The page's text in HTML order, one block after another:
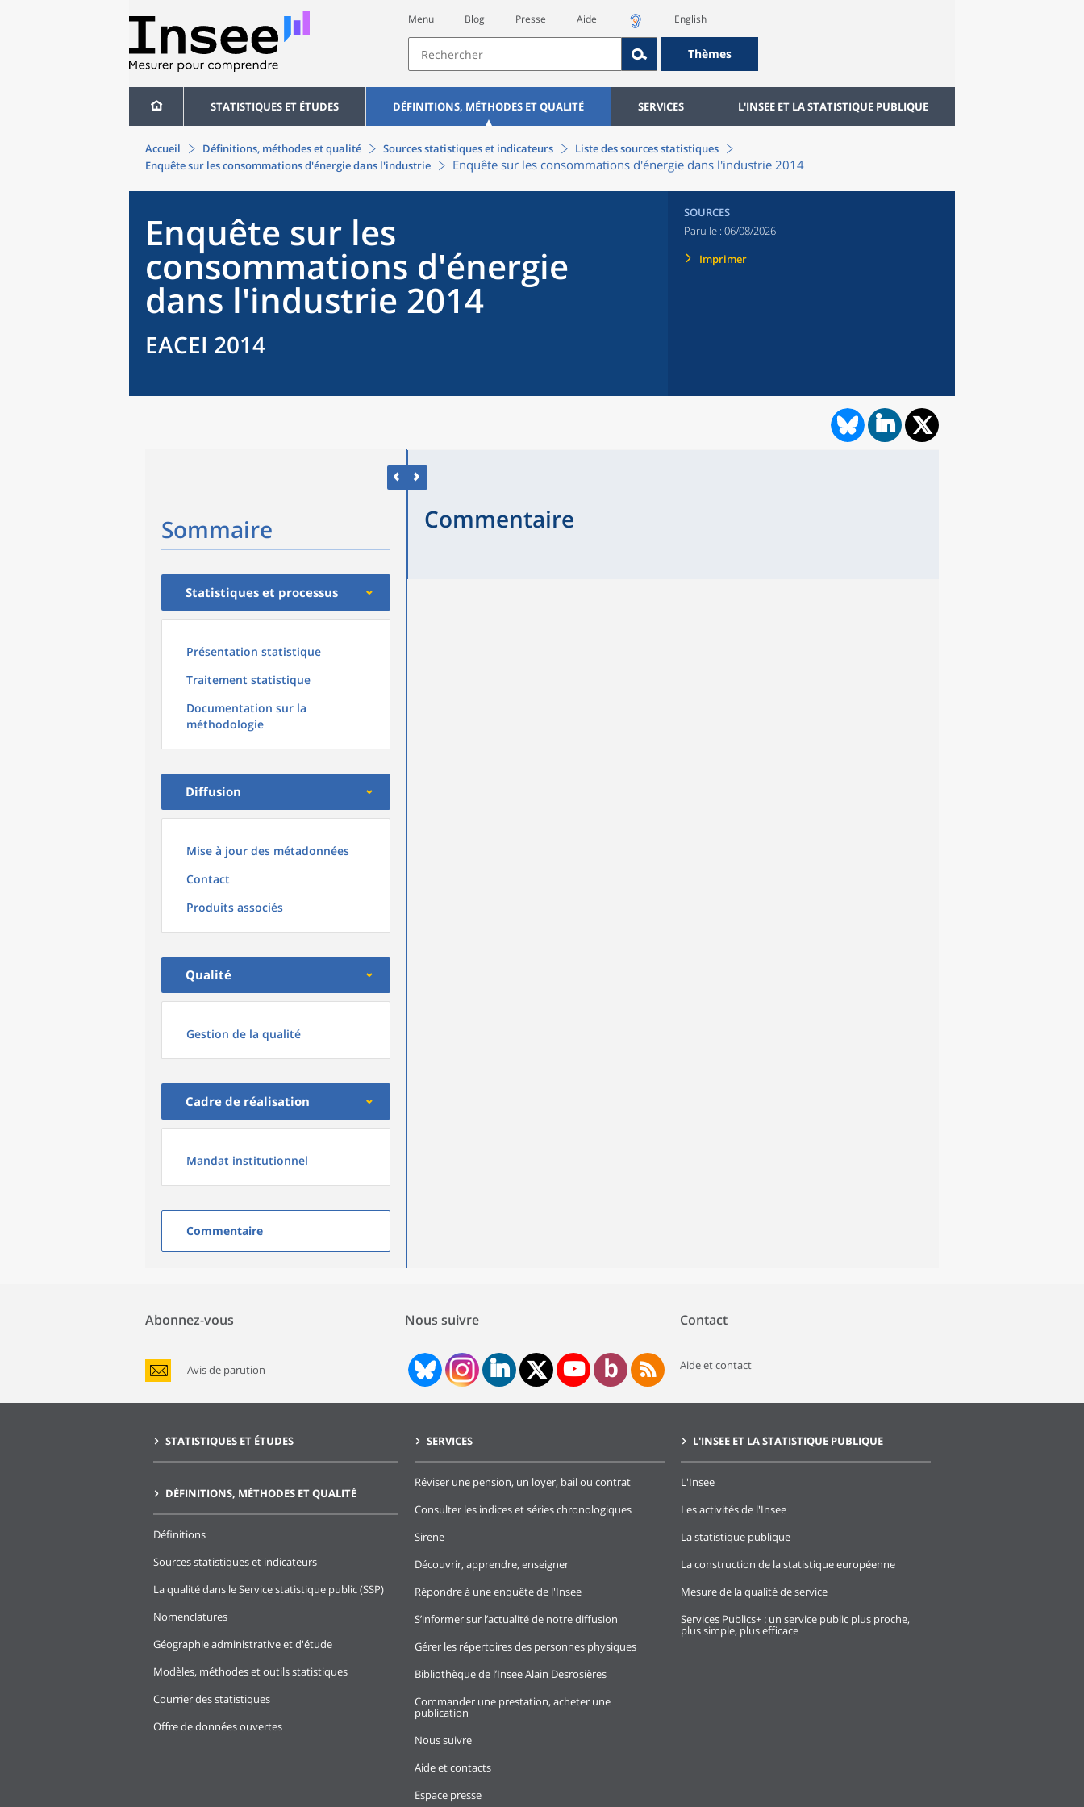
Menu Blog Presse Aide English
Thèmes
STATISTIQUES ET ÉTUDES DÉFINITIONS, MÉTHODES ET QUALITÉ SERVICES L'INSEE ET LA STATISTIQUE PUBLIQUE
Accueil Définitions, méthodes et qualité Sources statistiques et indicateurs
Liste des sources statistiques
Enquête sur les consommations d'énergie dans l'industrie
Enquête sur les consommations d'énergie dans l'industrie 2014
Enquête sur les
consommations d'énergie
dans l'industrie 2014
EACEI 2014
SOURCES
Paru le : 06/08/2026
Imprimer
Sommaire
Statistiques et processus
Présentation statistique
Traitement statistique
Documentation sur la
méthodologie
Diffusion
Mise à jour des métadonnées
Contact
Produits associés
Qualité
Gestion de la qualité
Cadre de réalisation
Mandat institutionnel
Commentaire
Commentaire
Abonnez-vous
Avis de parution
Nous suivre Contact
Aide et contact
STATISTIQUES ET ÉTUDES
DÉFINITIONS, MÉTHODES ET QUALITÉ
Définitions
Sources statistiques et indicateurs
La qualité dans le Service statistique public (SSP)
Nomenclatures
Géographie administrative et d'étude
Modèles, méthodes et outils statistiques
Courrier des statistiques
Offre de données ouvertes
SERVICES
Réviser une pension, un loyer, bail ou contrat
Consulter les indices et séries chronologiques
Sirene
Découvrir, apprendre, enseigner
Répondre à une enquête de l'Insee
S’informer sur l’actualité de notre diffusion
Gérer les répertoires des personnes physiques
Bibliothèque de l’Insee Alain Desrosières
Commander une prestation, acheter une
publication
Nous suivre
Aide et contacts
Espace presse
L'INSEE ET LA STATISTIQUE PUBLIQUE
L'Insee
Les activités de l'Insee
La statistique publique
La construction de la statistique européenne
Mesure de la qualité de service
Services Publics+ : un service public plus proche,
plus simple, plus efficace